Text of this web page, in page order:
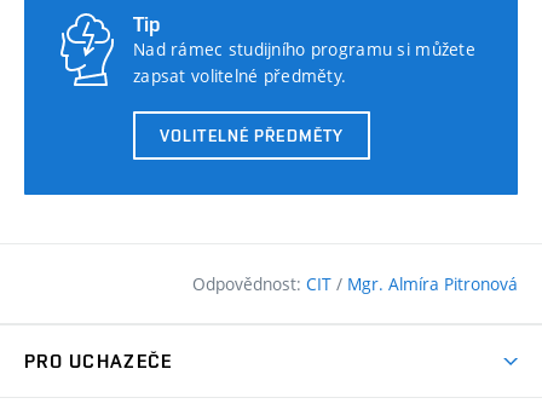
Tip
Nad rámec studijního programu si můžete
zapsat volitelné předměty.
VOLITELNÉ PŘEDMĚTY
Odpovědnost: CIT / Mgr. Almíra Pitronová
PRO UCHAZEČE